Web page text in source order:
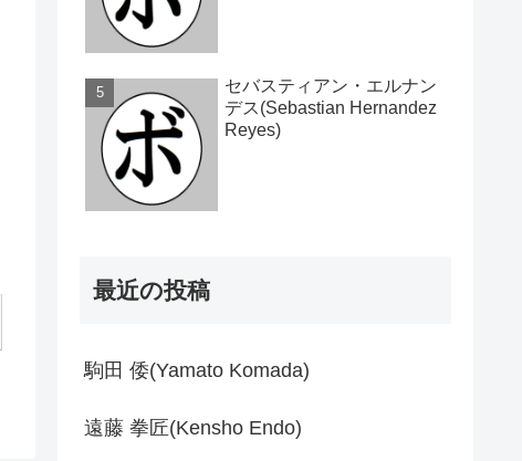
セバスティアン・エルナン
デス(Sebastian Hernandez
Reyes)
最近の投稿
駒田 倭(Yamato Komada)
遠藤 拳匠(Kensho Endo)